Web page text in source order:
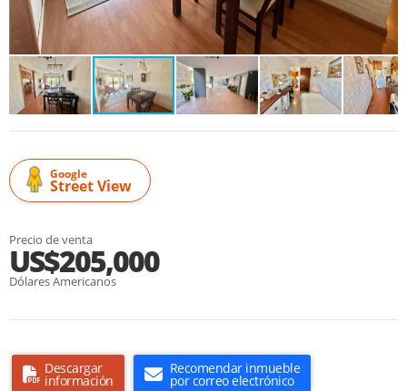
Google
Street View
Precio de venta
US$205,000
Dólares Americanos
Descargar
información
Recomendar inmueble
por correo electrónico